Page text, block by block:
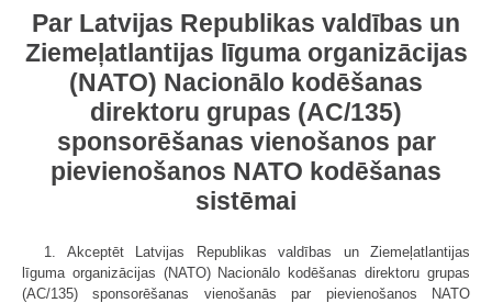
Par Latvijas Republikas valdības un
Ziemeļatlantijas līguma organizācijas
(NATO) Nacionālo kodēšanas
direktoru grupas (AC/135)
sponsorēšanas vienošanos par
pievienošanos NATO kodēšanas
sistēmai
1. Akceptēt Latvijas Republikas valdības un Ziemeļatlantijas
līguma organizācijas (NATO) Nacionālo kodēšanas direktoru grupas
(AC/135) sponsorēšanas vienošanās par pievienošanos NATO